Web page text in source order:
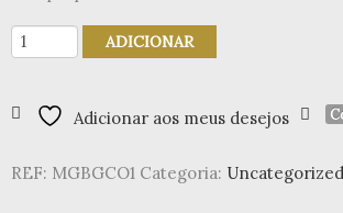
Quantidade
de
160gr
Concombre
ADICIONAR
Adicionar aos meus desejos
REF: MGBGCO1 Categoria: Uncategorized